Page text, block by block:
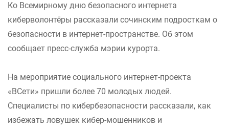
Ко Всемирному дню безопасного интернета
киберволонтёры рассказали сочинским подросткам о
безопасности в интернет-пространстве. Об этом
сообщает пресс-служба мэрии курорта.
На мероприятие социального интернет-проекта
«ВСети» пришли более 70 молодых людей.
Специалисты по кибербезопасности рассказали, как
избежать ловушек кибер-мошенников и